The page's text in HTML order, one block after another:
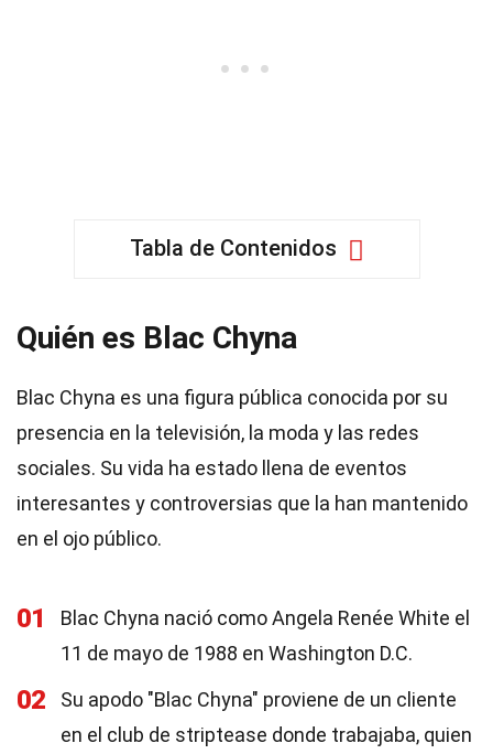
Tabla de Contenidos
Quién es Blac Chyna
Blac Chyna es una figura pública conocida por su
presencia en la televisión, la moda y las redes
sociales. Su vida ha estado llena de eventos
interesantes y controversias que la han mantenido
en el ojo público.
01
Blac Chyna nació como Angela Renée White el
11 de mayo de 1988 en Washington D.C.
02
Su apodo "Blac Chyna" proviene de un cliente
en el club de striptease donde trabajaba, quien